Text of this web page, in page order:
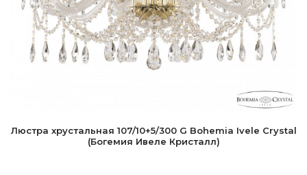
Люстра хрустальная 107/10+5/300 G Bohemia Ivele Crystal
(Богемия Ивеле Кристалл)